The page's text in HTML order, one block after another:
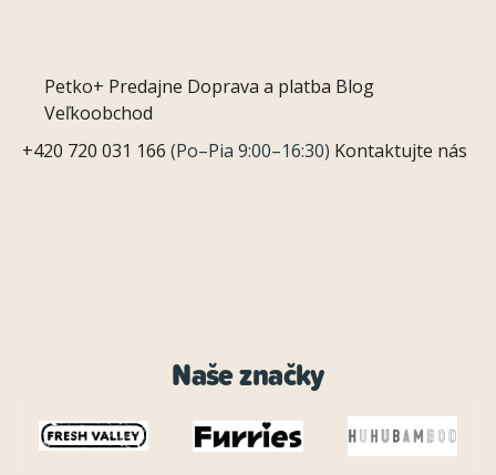
Petko+ Predajne Doprava a platba Blog
Veľkoobchod
+420 720 031 166 (Po–Pia 9:00–16:30) Kontaktujte nás
Naše značky